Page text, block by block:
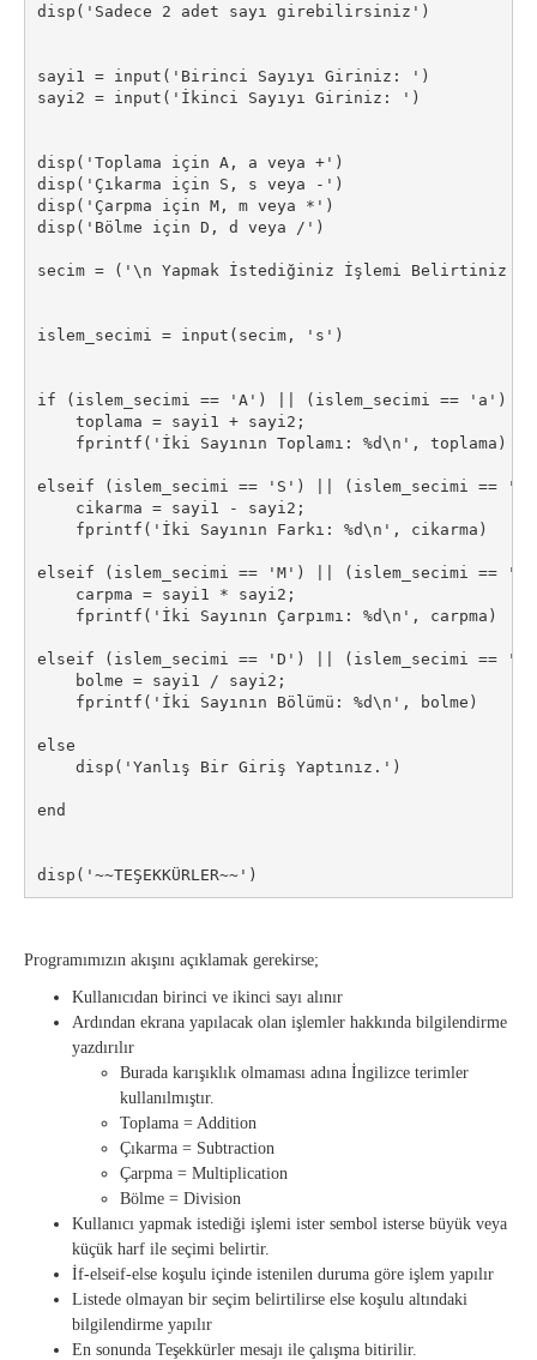
disp('Sadece 2 adet sayı girebilirsiniz')
sayi1 = input('Birinci Sayıyı Giriniz: ')
sayi2 = input('İkinci Sayıyı Giriniz: ')
disp('Toplama için A, a veya +')
disp('Çıkarma için S, s veya -')
disp('Çarpma için M, m veya *')
disp('Bölme için D, d veya /')
secim = ('\n Yapmak İstediğiniz İşlemi Belirtiniz
islem_secimi = input(secim, 's')
if (islem_secimi == 'A') || (islem_secimi == 'a') ||
toplama = sayi1 + sayi2;
fprintf('İki Sayının Toplamı: %d\n', toplama)
elseif (islem_secimi == 'S') || (islem_secimi ==
cikarma = sayi1 - sayi2;
fprintf('İki Sayının Farkı: %d\n', cikarma)
elseif (islem_secimi == 'M') || (islem_secimi ==
carpma = sayi1 * sayi2;
fprintf('İki Sayının Çarpımı: %d\n', carpma)
elseif (islem_secimi == 'D') || (islem_secimi ==
bolme = sayi1 / sayi2;
fprintf('İki Sayının Bölümü: %d\n', bolme)
else
disp('Yanlış Bir Giriş Yaptınız.')
end
disp('~~TEŞEKKÜRLER~~')
Programımızın akışını açıklamak gerekirse;
Kullanıcıdan birinci ve ikinci sayı alınır
Ardından ekrana yapılacak olan işlemler hakkında bilgilendirme
yazdırılır
Burada karışıklık olmaması adına İngilizce terimler
kullanılmıştır.
Toplama = Addition
Çıkarma = Subtraction
Çarpma = Multiplication
Bölme = Division
Kullanıcı yapmak istediği işlemi ister sembol isterse büyük veya
küçük harf ile seçimi belirtir.
İf-elseif-else koşulu içinde istenilen duruma göre işlem yapılır
Listede olmayan bir seçim belirtilirse else koşulu altındaki
bilgilendirme yapılır
En sonunda Teşekkürler mesajı ile çalışma bitirilir.